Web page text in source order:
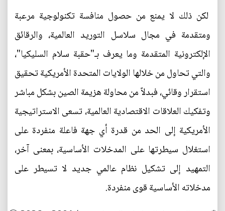
لكن ذلك لا يمنع من حصول منافسة تكنولوجية مرعبة
ومتقدمة في مجال سلاسل التوريد العالمية، والرقائق
الإلكترونية المتقدمة وما يعرف بـ"حقبة سلام السليكيا"،
والتي تحاول من خلالها الولايات المتحدة الأمريكية تحقيق
استقرار وقائي، فبدلاً من محاولة هزيمة الصين بشكل مباشر
وتفكيك العلاقات الاقتصادية العالمية، تسعى الاستراتيجية
الأمريكية إلى الحد من قدرة أي جهة فاعلة منفردة على
استغلال سيطرتها على المدخلات الأساسية، بمعنى آخر،
التمهيد إلى تشكيل نظام عالمي جديد لا تسيطر على
مدخلاته الأساسية قوى منفردة.